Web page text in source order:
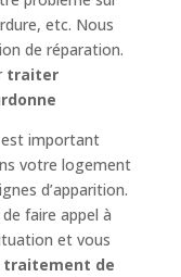
etc. Nous
de réparation.
traiter
est important
votre logement
d’apparition.
faire appel à
et vous
traitement de